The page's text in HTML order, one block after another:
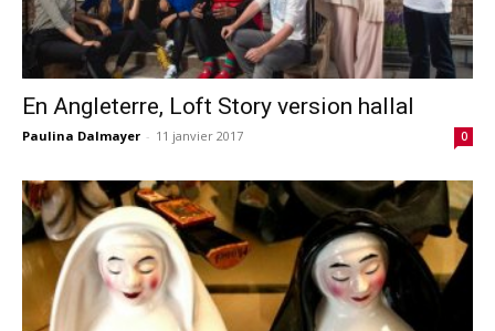
En Angleterre, Loft Story version hallal
Paulina Dalmayer - 11 janvier 2017 0